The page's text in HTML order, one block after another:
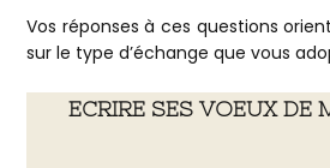
Vos réponses à ces questions
sur le type d’échange que vous
ECRIRE SES VOEUX DE